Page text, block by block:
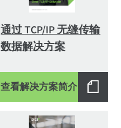
通过 TCP/IP 无缝传输
数据解决方案
查看解决方案简介